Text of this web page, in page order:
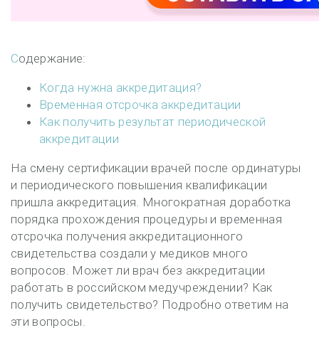
Содержание:
Когда нужна аккредитация?
Временная отсрочка аккредитации
Как получить результат периодической
аккредитации
На смену сертификации врачей после ординатуры
и периодического повышения квалификации
пришла аккредитация. Многократная доработка
порядка прохождения процедуры и временная
отсрочка получения аккредитационного
свидетельства создали у медиков много
вопросов. Может ли врач без аккредитации
работать в российском медучреждении? Как
получить свидетельство? Подробно ответим на
эти вопросы.